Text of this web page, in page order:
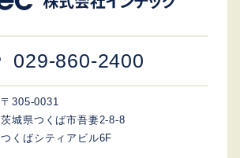
029-860-2400
〒305-0031
茨城県つくば市吾妻2-8-8
つくばシティアビル6F